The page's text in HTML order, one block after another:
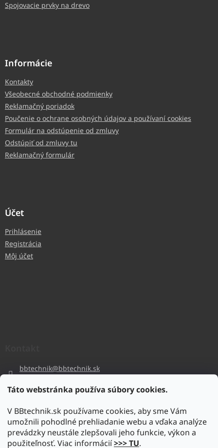
Táto webstránka používa súbory cookies.
V BBtechnik.sk používame cookies, aby sme Vám
umožnili pohodlné prehliadanie webu a vďaka analýze
prevádzky neustále zlepšovali jeho funkcie, výkon a
použiteľnosť. Viac informácií>>> TU.
Spojovacie prvky na drevo
Informácie
Kontakty
Všeobecné obchodné podmienky
Reklamačný poriadok
Poučenie o ochrane osobných údajov a používaní cookies
Formulár na odstúpenie od zmluvy
Odstúpiť od zmluvy tu
Reklamačný formulár
Účet
Prihlásenie
Registrácia
Môj účet
bbtechnik@bbtechnik.sk
bbtechnik
https://www.youtube.com/@bb-techniks.r.o.7746